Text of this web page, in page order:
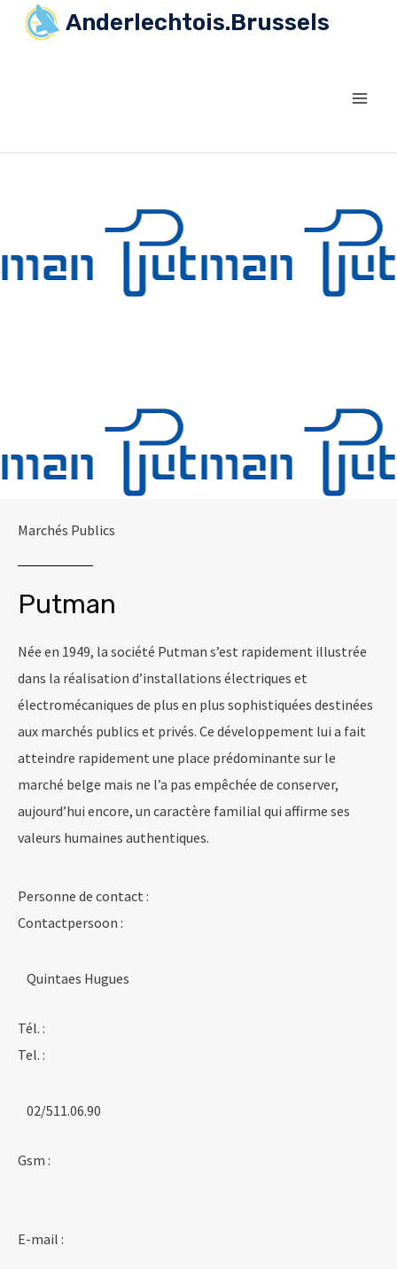
Anderlechtois.Brussels
Marchés Publics
Putman
Née en 1949, la société Putman s’est rapidement illustrée
dans la réalisation d’installations électriques et
électromécaniques de plus en plus sophistiquées destinées
aux marchés publics et privés. Ce développement lui a fait
atteindre rapidement une place prédominante sur le
marché belge mais ne l’a pas empêchée de conserver,
aujourd’hui encore, un caractère familial qui affirme ses
valeurs humaines authentiques.
Personne de contact :
Contactpersoon :
Quintaes Hugues
Tél. :
Tel. :
02/511.06.90
Gsm :
E-mail :